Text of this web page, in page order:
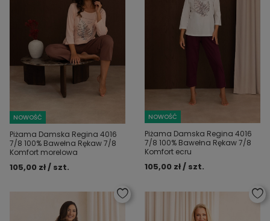
NOWOŚĆ
Piżama Damska Regina 4016
7/8 100% Bawełna Rękaw 7/8
Komfort morelowa
105,00 zł / szt.
NOWOŚĆ
Piżama Damska Regina 4016
7/8 100% Bawełna Rękaw 7/8
Komfort ecru
105,00 zł / szt.